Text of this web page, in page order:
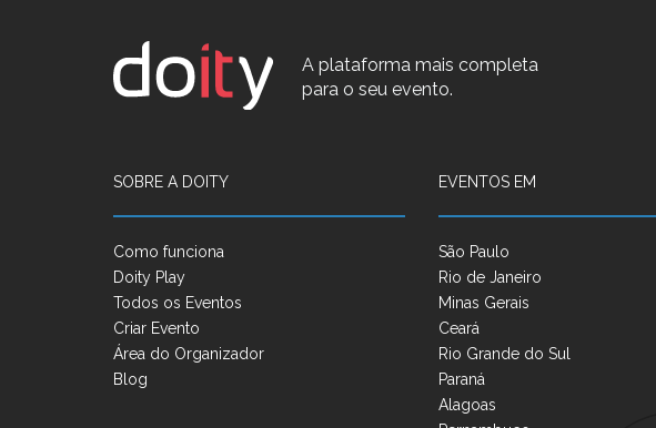
A plataforma mais completa
para o seu evento.
SOBRE A DOITY
Como funciona
Doity Play
Todos os Eventos
Criar Evento
Área do Organizador
Blog
EVENTOS EM
São Paulo
Rio de Janeiro
Minas Gerais
Ceará
Rio Grande do Sul
Paraná
Alagoas